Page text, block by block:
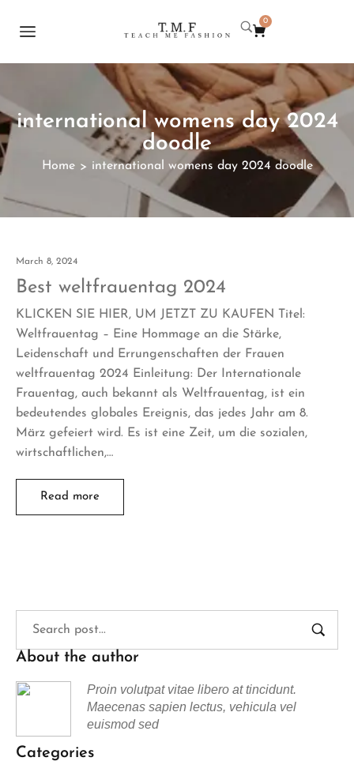
0
international womens day 2024
doodle
Home > international womens day 2024 doodle
March 8, 2024
Best weltfrauentag 2024
KLICKEN SIE HIER, UM JETZT ZU KAUFEN Titel:
Weltfrauentag – Eine Hommage an die Stärke,
Leidenschaft und Errungenschaften der Frauen
weltfrauentag 2024 Einleitung: Der Internationale
Frauentag, auch bekannt als Weltfrauentag, ist ein
bedeutendes globales Ereignis, das jedes Jahr am 8.
März gefeiert wird. Es ist eine Zeit, um die sozialen,
wirtschaftlichen,…
Read more
About the author
Proin volutpat vitae libero at tincidunt.
Maecenas sapien lectus, vehicula vel
euismod sed
Categories